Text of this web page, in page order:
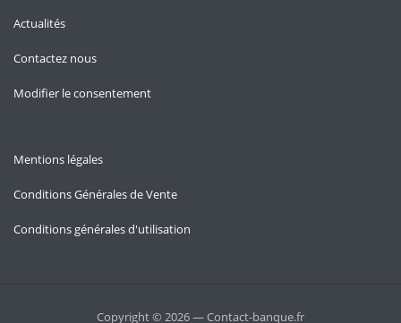
Actualités
Contactez nous
Modifier le consentement
Mentions légales
Conditions Générales de Vente
Conditions générales d'utilisation
Copyright © 2026 — Contact-banque.fr